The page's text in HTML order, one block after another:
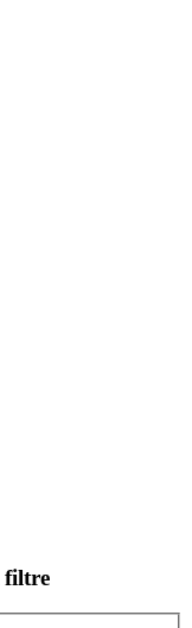
filtre